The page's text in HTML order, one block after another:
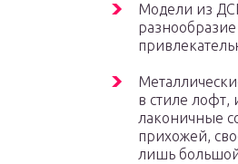
Модели из
в стиле
лаконичные
прихожей,
лишь